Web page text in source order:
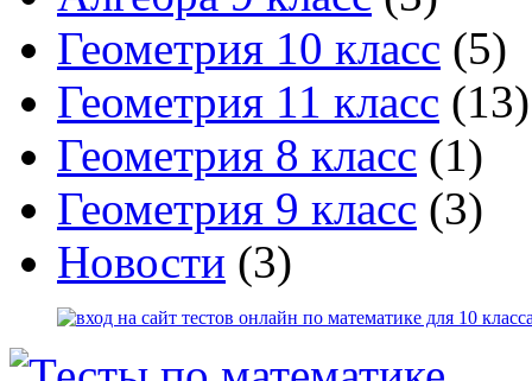
Геометрия 10 класс (5)
Геометрия 11 класс (13)
Геометрия 8 класс (1)
Геометрия 9 класс (3)
Новости (3)